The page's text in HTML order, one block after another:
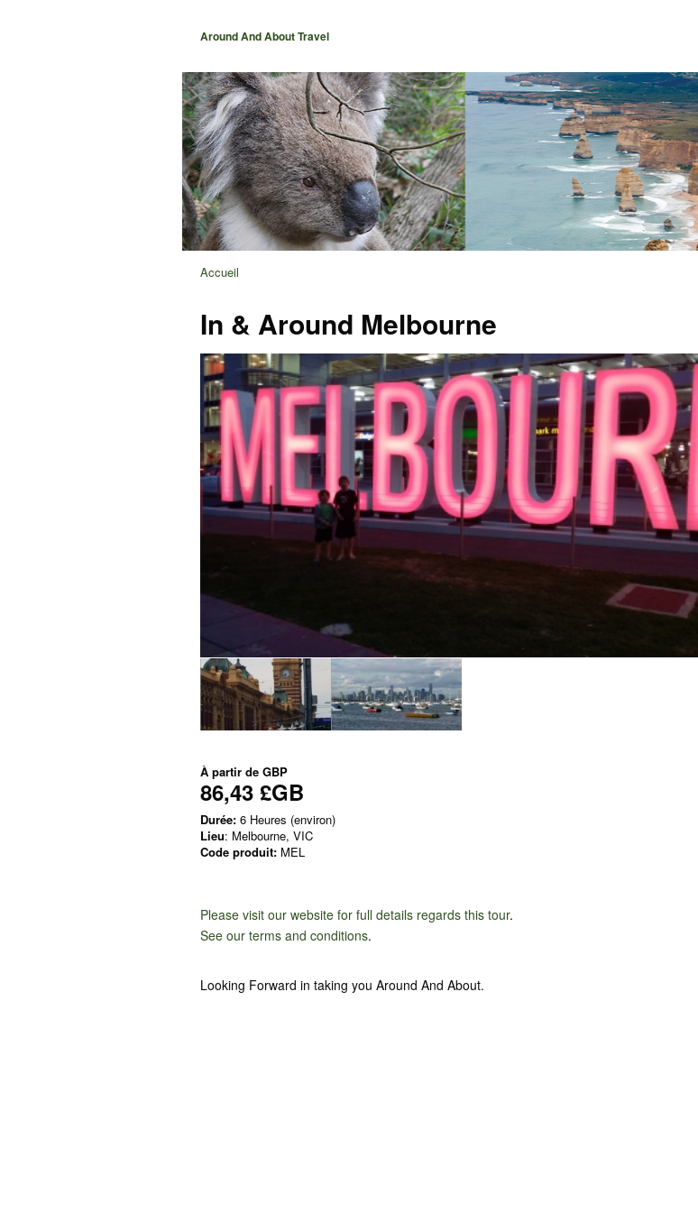
Around And About Travel
Accueil
In & Around Melbourne
À partir de GBP
86,43 £GB
Durée: 6 Heures (environ)
Lieu: Melbourne, VIC
Code produit: MEL
Please visit our website for full details regards this tour.
See our terms and conditions.
Looking Forward in taking you Around And About.